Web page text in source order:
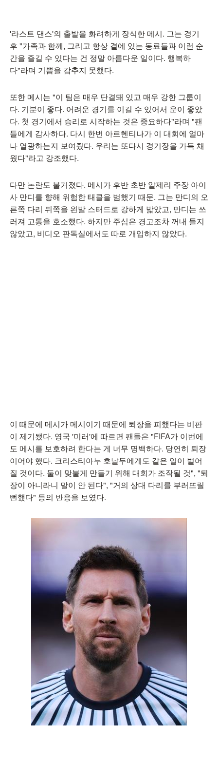
'라스트 댄스'의 출발을 화려하게 장식한 메시. 그는 경기
후 "가족과 함께, 그리고 항상 곁에 있는 동료들과 이런 순
간을 즐길 수 있다는 건 정말 아름다운 일이다. 행복하
다"라며 기쁨을 감추지 못했다.
또한 메시는 "이 팀은 매우 단결돼 있고 매우 강한 그룹이
다. 기분이 좋다. 어려운 경기를 이길 수 있어서 운이 좋았
다. 첫 경기에서 승리로 시작하는 것은 중요하다"라며 "팬
들에게 감사하다. 다시 한번 아르헨티나가 이 대회에 얼마
나 열광하는지 보여줬다. 우리는 또다시 경기장을 가득 채
웠다"라고 강조했다.
다만 논란도 불거졌다. 메시가 후반 초반 알제리 주장 아이
사 만디를 향해 위험한 태클을 범했기 때문. 그는 만디의 오
른쪽 다리 뒤쪽을 왼발 스터드로 강하게 밟았고, 만디는 쓰
러져 고통을 호소했다. 하지만 주심은 경고조차 꺼내 들지
않았고, 비디오 판독실에서도 따로 개입하지 않았다.
이 때문에 메시가 메시이기 때문에 퇴장을 피했다는 비판
이 제기됐다. 영국 '미러'에 따르면 팬들은 "FIFA가 이번에
도 메시를 보호하려 한다는 게 너무 명백하다. 당연히 퇴장
이어야 했다. 크리스티아누 호날두에게도 같은 일이 벌어
질 것이다. 둘이 맞붙게 만들기 위해 대회가 조작될 것", "퇴
장이 아니라니 말이 안 된다", "거의 상대 다리를 부러뜨릴
뻔했다" 등의 반응을 보였다.